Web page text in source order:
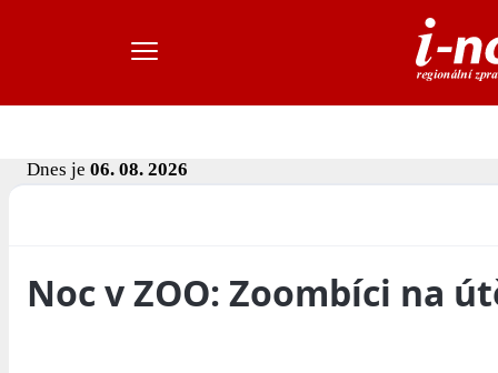
Dnes je 06. 08. 2026
Noc v ZOO: Zoombíci na